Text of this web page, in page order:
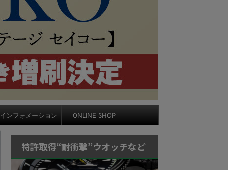
インフォメーション ONLINE SHOP
特許取得“耐衝撃”ウオッチなど